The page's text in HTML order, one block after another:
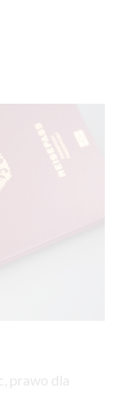
prawo dla